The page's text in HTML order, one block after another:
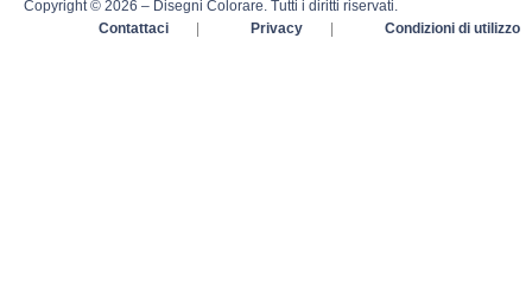
Copyright © 2026 – Disegni Colorare. Tutti i diritti riservati.
Contattaci
| Privacy | Condizioni di utilizzo